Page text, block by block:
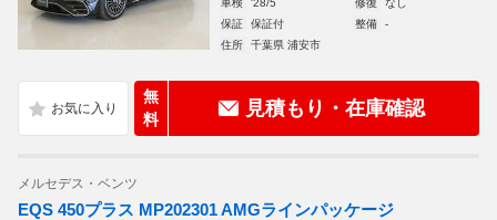
車検
'28/5 修復
なし
保証
保証付 整備
-
住所
千葉県 浦安市
無
料
見積もり・在庫確認
メルセデス・ベンツ
EQS 450プラス MP202301 AMGラインパッケージ